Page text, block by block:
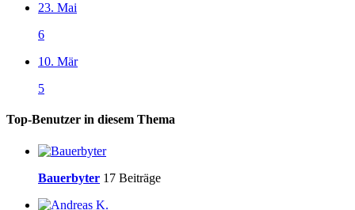
23. Mai
6
10. Mär
5
Top-Benutzer in diesem Thema
Bauerbyter 17 Beiträge